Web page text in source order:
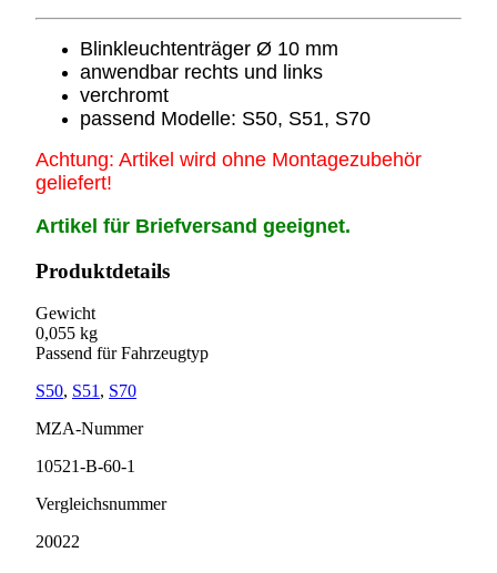
Blinkleuchtenträger Ø 10 mm
anwendbar rechts und links
verchromt
passend Modelle: S50, S51, S70
Achtung: Artikel wird ohne Montagezubehör
geliefert!
Artikel für Briefversand geeignet.
Produktdetails
Gewicht
0,055 kg
Passend für Fahrzeugtyp
S50, S51 , S70
MZA-Nummer
10521-B-60-1
Vergleichsnummer
20022